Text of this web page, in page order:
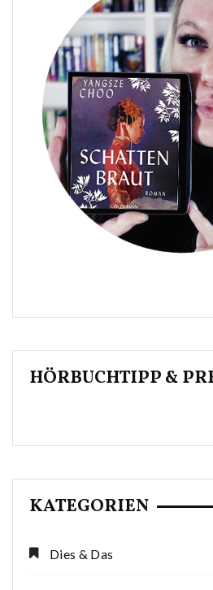
HÖRBUCHTIPP &
KATEGORIEN
Dies & Das